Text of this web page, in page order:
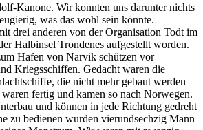
Kanone. Wir konnten uns darunter nichts
was das wohl sein könnte.
drei anderen von der Organisation Todt im
Halbinsel Trondenes aufgestellt worden.
Hafen von Narvik schützen vor
Kriegsschiffen. Gedacht waren die
die nicht mehr gebaut werden
fertig und kamen so nach Norwegen.
und können in jede Richtung gedreht
zu bedienen wurden vierundsechzig Mann